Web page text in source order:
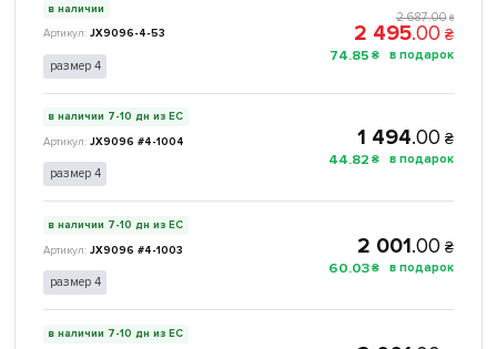
в наличии
JX9096-4-53
размер 4
2 687.00 ₴
2 495.00 ₴
74.85 ₴
в наличии 7-10 дн из ЕС
JX9096 #4-1004
размер 4
1 494.00 ₴
44.82 ₴
в наличии 7-10 дн из ЕС
JX9096 #4-1003
размер 4
2 001.00 ₴
60.03₴
в наличии 7-10 дн из ЕС